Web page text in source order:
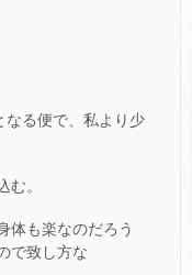
なる便で、私より少
。
体も楽なのだろう
で致し方な